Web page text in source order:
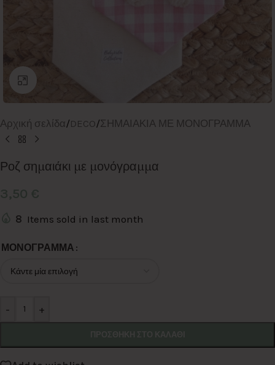
Click to enlarge
Αρχική σελίδα/DECO/ΣΗΜΑΙΑΚΙΑ ΜΕ ΜΟΝΟΓΡΑΜΜΑ
Ροζ σημαιάκι με μονόγραμμα
8 Items sold in last month
ΜΟΝΟΓΡΑΜΜΑ
- +
Alternative: